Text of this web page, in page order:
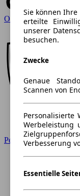
Opel
Peugeot
Sie können
erteilte
unserer
besuchen.
Zwecke
Genaue
Scannen von
Personalisierte
Werbeleistung
Verbesserung
Essentielle